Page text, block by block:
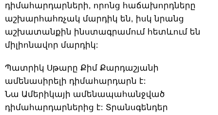
դիմահարդարների, որոնց հաճախորդները
աշխարհահռչակ մարդիկ են, իսկ նրանց
աշխատանքին ինստագրամում հետևում են
միլիոնավոր մարդիկ:
Պատրիկ Սթարը Քիմ Քարդաշյանի
ամենասիրելի դիմահարդարն է:
Նա Ամերիկայի ամենապահանջված
դիմահարդարներից է: Տրանսգենդեր